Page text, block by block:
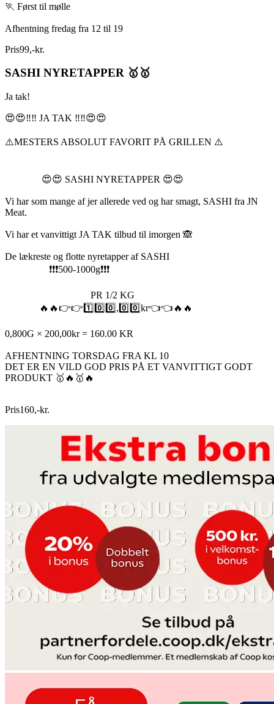
🏃 Først til mølle
Afhentning fredag fra 12 til 19
Pris99,-kr.
SASHI NYRETAPPER 🥇🥇
Ja tak!
😍😍‼️‼️ JA TAK ‼️‼️😍😍
⚠️MESTERS ABSOLUT FAVORIT PÅ GRILLEN ⚠️
😍😍 SASHI NYRETAPPER 😍😍
Vi har som mange af jer allerede ved og har smagt, SASHI fra JN
Meat.
Vi har et vanvittigt JA TAK tilbud til imorgen 🙈
De lækreste og flotte nyretapper af SASHI
❗️❗️❗️500-1000g❗️❗️❗️
PR 1/2 KG
🔥🔥👉👉1️⃣0️⃣0️⃣,0️⃣0️⃣kr👈👈🔥🔥
0,800G × 200,00kr = 160.00 KR
AFHENTNING TORSDAG FRA KL 10
DET ER EN VILD GOD PRIS PÅ ET VANVITTIGT GODT
PRODUKT 🥇🔥🥇🔥
Pris160,-kr.